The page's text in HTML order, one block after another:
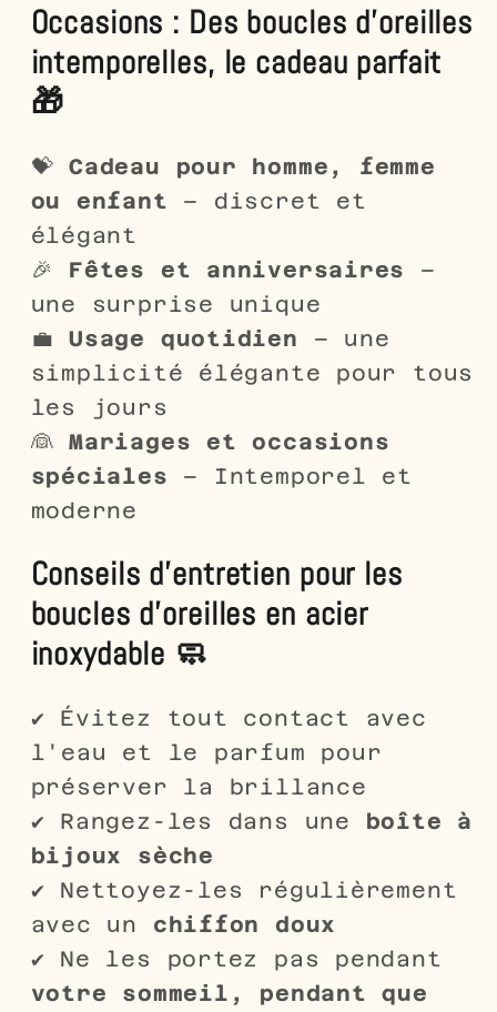
Occasions : Des boucles d'oreilles
intemporelles, le cadeau parfait
🎁
💝Cadeau pour homme, femme
ou enfant – discret et
élégant
🎉 Fêtes et anniversaires
–
une surprise unique
💼Usage quotidien – une
simplicité élégante pour tous
les jours
👰Mariages et occasions
spéciales – Intemporel et
moderne
Conseils d'entretien pour les
boucles d'oreilles en acier
inoxydable 🧼
✔ Évitez tout contact avec
l'eau et le parfum pour
préserver la brillance
✔ Rangez-les dans une boîte à
bijoux sèche
✔ Nettoyez-les régulièrement
avec un chiffon doux
✔ Ne les portez pas pendant
votre sommeil, pendant que